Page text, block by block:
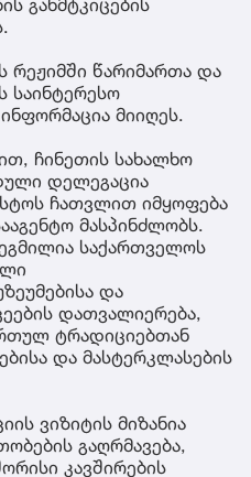
რეჟიმში წარიმართა და
საინტერესო
მიიღეს.
ჩინეთის სახალხო
დელეგაცია
ჩათვლით იმყოფება
მასპინძლობს.
საქართველოს
და
დათვალიერება,
ტრადიციებთან
და მასტერკლასების
ვიზიტის მიზანია
გაღრმავება,
კავშირების